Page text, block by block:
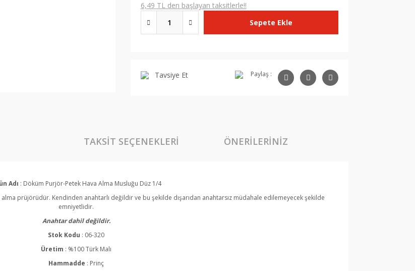
6,49 TL den başlayan taksitlerle!!
Sepete Ekle
Tavsiye Et Paylaş :
TAKSIT SEÇENEKLERI ÖNERILERINIZ
Adı : Döküm Purjör-Petek Hava Alma Musluğu Düz 1/4
prüjörüdür. Kendinden anahtarlı değildir ve bu şekilde dışarıdan anahtarsız müdahale edilemeyecek şekilde
emniyetlidir.
Anahtar dahil değildir.
Stok Kodu : 06-320
Üretim : %100 Türk Malı
Hammadde : Prinç